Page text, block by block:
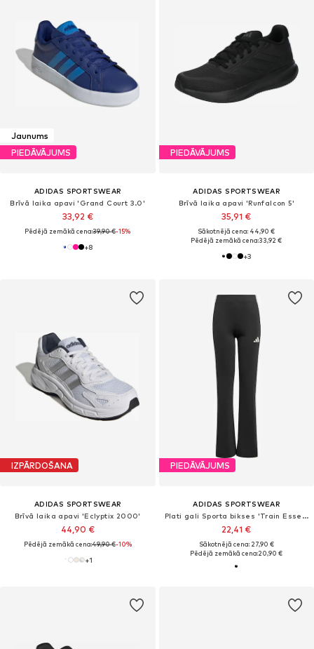
Jaunums
PIEDĀVĀJUMS
ADIDAS SPORTSWEAR
Brīvā laika apavi 'Grand Court 3.0'
33,92 €
Pēdējā zemākā cena:39,90 €-15%
+8
PIEDĀVĀJUMS
ADIDAS SPORTSWEAR
Brīvā laika apavi 'Runfalcon 5'
35,91 €
Sākotnējā cena: 44,90 €
Pēdējā zemākā cena:33,92 €
+3
IZPĀRDOŠANA
ADIDAS SPORTSWEAR
Brīvā laika apavi 'Eclyptix 2000'
44,90 €
Pēdējā zemākā cena:49,90 €-10%
+1
PIEDĀVĀJUMS
ADIDAS SPORTSWEAR
Plati gali Sporta bikses 'Train Essentials'
22,41 €
Sākotnējā cena: 27,90 €
Pēdējā zemākā cena:20,90 €